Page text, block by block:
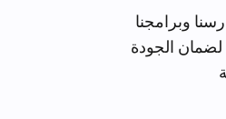
وبرامجنا
الجودة